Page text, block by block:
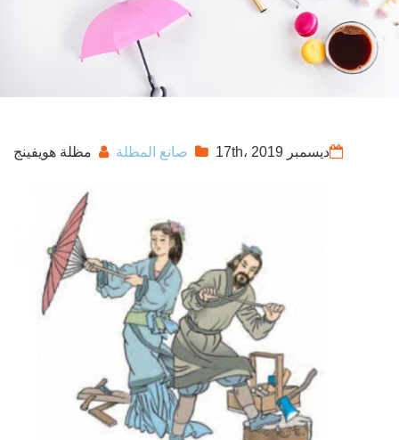
ديسمبر 17th، 2019 صانع المظلة مظلة هويفينج